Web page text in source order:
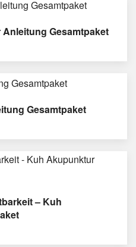
Gesamtpaket
Gesamtpaket
– Kuh